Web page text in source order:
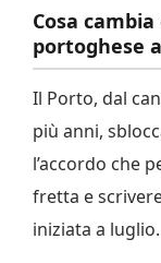
Cosa
portoghese
Il Porto, dal
più anni,
l’accordo che
fretta e
iniziata a luglio.